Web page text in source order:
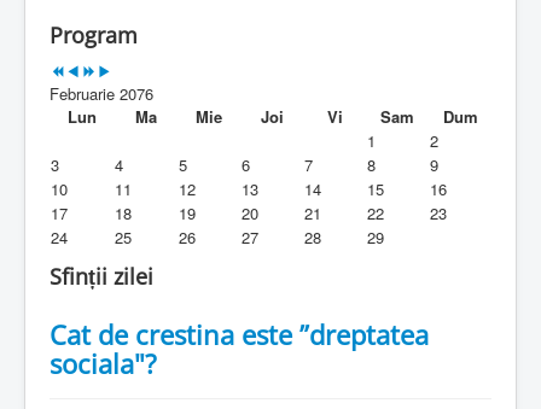
Duhovnicesti
Alte legaturi
Biblioteca Parohiei
Foaia Parohiei
Activitati copii si tineri
Program
Februarie 2076
Lun
Ma Mie Joi Vi Sam
Dum
1
2
3
4 5 6 7 8
9
10
11 12 13 14 15
16
17
18 19 20 21 22
23
24
25 26 27 28 29
Sfinții zilei
Cat de crestina este ”dreptatea
sociala"?